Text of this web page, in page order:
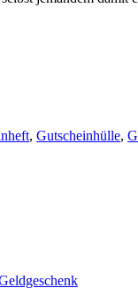
, Gutscheinhülle,